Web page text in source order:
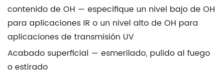
contenido de OH — especifique un nivel bajo de OH
para aplicaciones IR o un nivel alto de OH para
aplicaciones de transmisión UV
Acabado superficial — esmerilado, pulido al fuego
o estirado